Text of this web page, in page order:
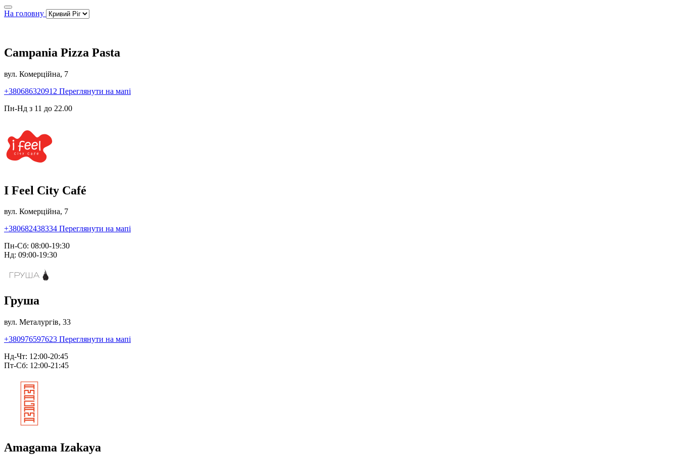
На головну
Campania Pizza Pasta
вул. Комерційна, 7
+380686320912 Переглянути на мапі
Пн-Нд з 11 до 22.00
I Feel City Café
вул. Комерційна, 7
+380682438334 Переглянути на мапі
Пн-Сб: 08:00-19:30
Нд: 09:00-19:30
Груша
вул. Металургів, 33
+380976597623 Переглянути на мапі
Нд-Чт: 12:00-20:45
Пт-Сб: 12:00-21:45
Amagama Izakaya